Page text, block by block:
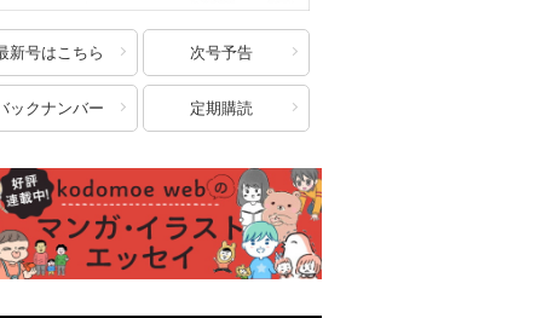
新号はこちら 次号予告
ックナンバー 定期購読